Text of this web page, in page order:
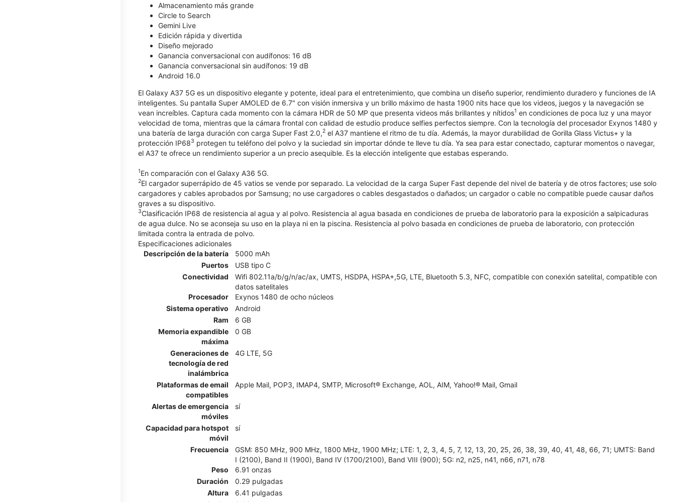
Almacenamiento más grande
Circle to Search
Gemini Live
Edición rápida y divertida
Diseño mejorado
Ganancia conversacional con audífonos: 16 dB
Ganancia conversacional sin audífonos: 19 dB
Android 16.0
El Galaxy A37 5G es un dispositivo elegante y potente, ideal para el entretenimiento, que combina un diseño superior, rendimiento duradero y funciones de IA
inteligentes. Su pantalla Super AMOLED de 6.7" con visión inmersiva y un brillo máximo de hasta 1900 nits hace que los videos, juegos y la navegación se
vean increíbles. Captura cada momento con la cámara HDR de 50 MP que presenta videos más brillantes y nítidos1 en condiciones de poca luz y una mayor
velocidad de toma, mientras que la cámara frontal con calidad de estudio produce selfies perfectos siempre. Con la tecnología del procesador Exynos 1480 y
una batería de larga duración con carga Super Fast 2.0,2 el A37 mantiene el ritmo de tu día. Además, la mayor durabilidad de Gorilla Glass Victus+ y la
protección IP683 protegen tu teléfono del polvo y la suciedad sin importar dónde te lleve tu día. Ya sea para estar conectado, capturar momentos o navegar,
el A37 te ofrece un rendimiento superior a un precio asequible. Es la elección inteligente que estabas esperando.
1En comparación con el Galaxy A36 5G.
2El cargador superrápido de 45 vatios se vende por separado. La velocidad de la carga Super Fast depende del nivel de batería y de otros factores; use solo
cargadores y cables aprobados por Samsung; no use cargadores o cables desgastados o dañados; un cargador o cable no compatible puede causar daños
graves a su dispositivo.
3Clasificación IP68 de resistencia al agua y al polvo. Resistencia al agua basada en condiciones de prueba de laboratorio para la exposición a salpicaduras
de agua dulce. No se aconseja su uso en la playa ni en la piscina. Resistencia al polvo basada en condiciones de prueba de laboratorio, con protección
limitada contra la entrada de polvo.
Especificaciones adicionales
Descripción de la batería
5000 mAh
Puertos
USB tipo C
Conectividad
Wifi 802.11a/b/g/n/ac/ax, UMTS, HSDPA, HSPA+,5G, LTE, Bluetooth 5.3, NFC, compatible con conexión satelital, compatible con
datos satelitales
Procesador
Exynos 1480 de ocho núcleos
Sistema operativo
Android
Ram
6 GB
Memoria expandible
máxima
0 GB
Generaciones de
tecnología de red
inalámbrica
4G LTE, 5G
Plataformas de email
compatibles
Apple Mail, POP3, IMAP4, SMTP, Microsoft® Exchange, AOL, AIM, Yahoo!® Mail, Gmail
Alertas de emergencia
móviles
sí
Capacidad para hotspot
móvil
sí
Frecuencia
GSM: 850 MHz, 900 MHz, 1800 MHz, 1900 MHz; LTE: 1, 2, 3, 4, 5, 7, 12, 13, 20, 25, 26, 38, 39, 40, 41, 48, 66, 71; UMTS: Band
I (2100), Band II (1900), Band IV (1700/2100), Band VIII (900); 5G: n2, n25, n41, n66, n71, n78
Peso
6.91 onzas
Duración
0.29 pulgadas
Altura
6.41 pulgadas